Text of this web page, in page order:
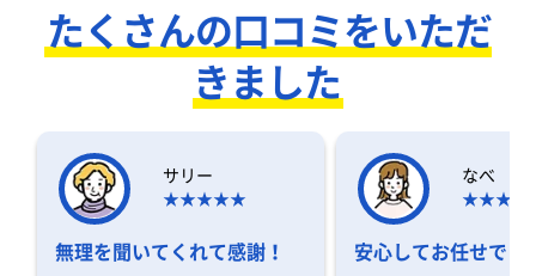
たくさんの口コミをいただ
きました
サリー
無理を聞いてくれて感謝！
なべ
安心してお任せでき